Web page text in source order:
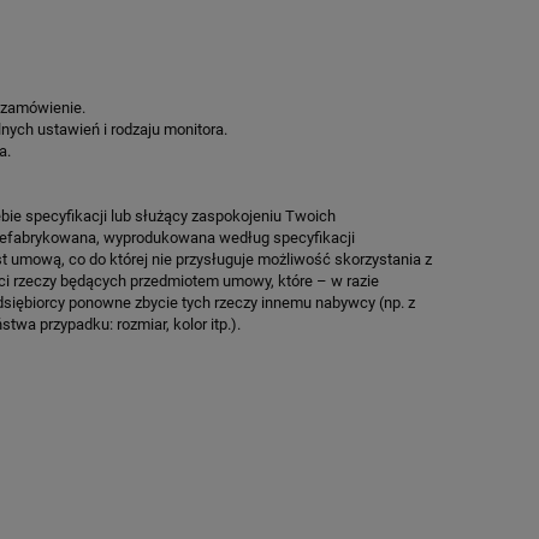
ustawień i rodzaju monitora.
specyfikacji lub służący zaspokojeniu Twoich
wyprodukowana według specyfikacji
co do której nie przysługuje możliwość skorzystania z
rzeczy będących przedmiotem umowy, które – w razie
ponowne zbycie tych rzeczy innemu nabywcy (np. z
przypadku: rozmiar, kolor itp.).